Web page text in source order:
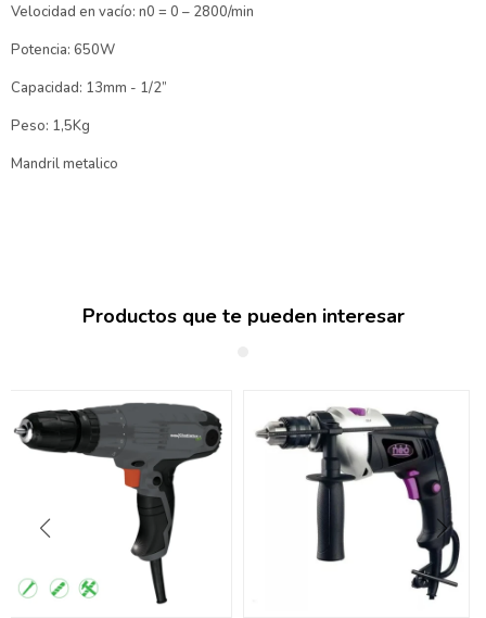
Velocidad en vacío: n0 = 0 – 2800/min
Potencia: 650W
Capacidad: 13mm - 1/2”
Peso: 1,5Kg
Mandril metalico
Productos que te pueden interesar